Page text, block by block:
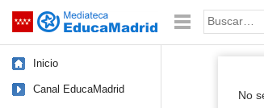
Saltar navegación Palabra o
Inicio
Canal EducaMadrid
No